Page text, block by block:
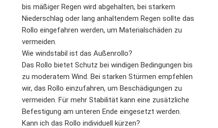
bis mäßiger Regen wird abgehalten, bei starkem
Niederschlag oder lang anhaltendem Regen sollte das
Rollo eingefahren werden, um Materialschäden zu
vermeiden.
Wie windstabil ist das Außenrollo?
Das Rollo bietet Schutz bei windigen Bedingungen bis
zu moderatem Wind. Bei starken Stürmen empfehlen
wir, das Rollo einzufahren, um Beschädigungen zu
vermeiden. Für mehr Stabilität kann eine zusätzliche
Befestigung am unteren Ende eingesetzt werden.
Kann ich das Rollo individuell kürzen?